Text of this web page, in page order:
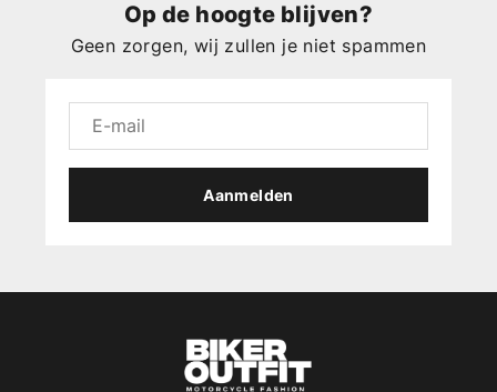
Op de hoogte blijven?
Geen zorgen, wij zullen je niet spammen
Aanmelden